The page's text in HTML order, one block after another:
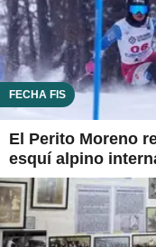
FECHA FIS
El Perito Moreno
esquí alpino